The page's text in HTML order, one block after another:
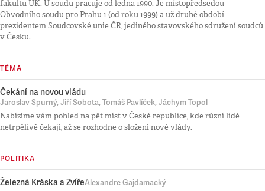
fakultu UK. U soudu pracuje od ledna 1990. Je místopředsedou
Obvodního soudu pro Prahu 1 (od roku 1999) a už druhé období
prezidentem Soudcovské unie ČR, jediného stavovského sdružení soudců
v Česku.
TÉMA
Čekání na novou vládu
Jaroslav Spurný, Jiří Sobota, Tomáš Pavlíček, Jáchym Topol
Nabízíme vám pohled na pět míst v České republice, kde různí lidé
netrpělivě čekají, až se rozhodne o složení nové vlády.
POLITIKA
Železná Kráska a ZvířeAlexandre Gajdamacký